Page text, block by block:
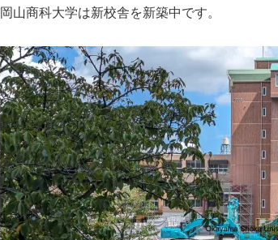
岡山商科大学は新校舎を新築中です。